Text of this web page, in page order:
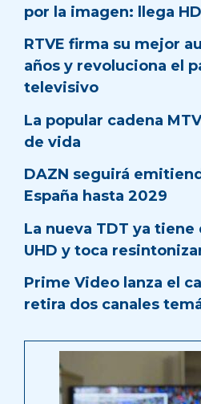
por la imagen: llega
RTVE firma su mejor
años y revoluciona el
televisivo
La popular cadena
de vida
DAZN seguirá
España hasta 2029
La nueva TDT ya tiene
UHD y toca
Prime Video lanza el
retira dos canales